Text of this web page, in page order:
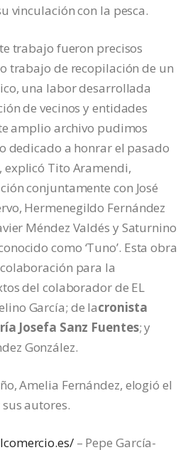
vinculación con la pesca.
trabajo fueron precisos
trabajo de recopilación de un
una labor desarrollada
de vecinos y entidades
amplio archivo pudimos
dedicado a honrar el pasado
explicó Tito Aramendi,
conjuntamente con José
Hermenegildo Fernández
Méndez Valdés y Saturnino
como ‘Tuno’. Esta obra
para la
del colaborador de EL
García; de lacronista
Josefa Sanz Fuentes; y
González.
Amelia Fernández, elogió el
autores.
– Pepe García-